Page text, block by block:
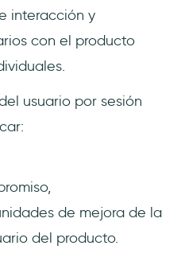
interacción y
con el producto
usuario por sesión
de mejora de la
del producto.